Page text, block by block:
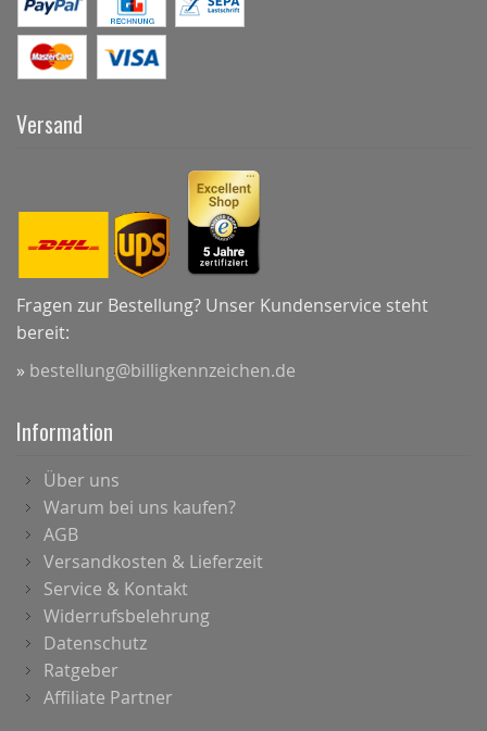
Versand
Fragen zur Bestellung? Unser Kundenservice steht
bereit:
» bestellung@billigkennzeichen.de
Information
Über uns
Warum bei uns kaufen?
AGB
Versandkosten & Lieferzeit
Service & Kontakt
Widerrufsbelehrung
Datenschutz
Ratgeber
Affiliate Partner